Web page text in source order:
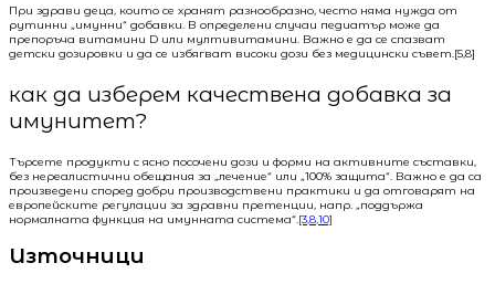
При здрави деца, които се хранят разнообразно, често няма нужда от
рутинни „имунни“ добавки. В определени случаи педиатър може да
препоръча витамини D или мултивитамини. Важно е да се спазват
детски дозировки и да се избягват високи дози без медицински съвет.[5,8]
как да изберем качествена добавка за
имунитет?
Търсете продукти с ясно посочени дози и форми на активните съставки,
без нереалистични обещания за „лечение“ или „100% защита“. Важно е да са
произведени според добри производствени практики и да отговарят на
европейските регулации за здравни претенции, напр. „поддържа
нормалната функция на имунната система“.[3,8,10]
Източници